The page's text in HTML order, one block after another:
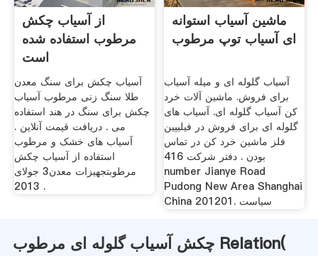
از آسیاب چکش
مرطوب استفاده شده
است
آسیاب چکش برای سنگ معدن
طلا سنگ زنی مرطوب آسیاب
چکش برای سنگ در هند استفاده
می . دریافت قیمت آنلاین .
آسیاب های خشک و مرطوب
استفاده از آسیاب چکش
مرطوبتجهیزات معدن3 جولای
2013 .
ماشین آسیاب استوانه
ای آسیاب توپ مرطوب
آسیاب گلوله ای و میله آسیاب
برای فروش. ماشین آلات خرد
کن آسیاب گلوله ای. آسیاب های
گلوله ای برای فروش در فیلیپین
فلز ماشین خرد کن در تماس
بودن . دفتر شرکت 416
number Jianye Road
Pudong New Area Shanghai
China 201201. سیاست
چکش آسیاب گلوله ای مرطوب Relation(